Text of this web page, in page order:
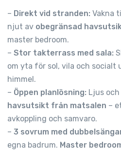
– Direkt vid stranden: Vakna
njut av obegränsad
master bedroom.
– Stor takterrass med sala:
om yta för sol, vila och socialt
himmel.
– Öppen planlösning: Ljus
havsutsikt från matsalen –
avkoppling och samvaro.
– 3 sovrum med
egna badrum. Master